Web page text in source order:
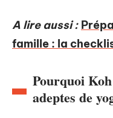
A lire aussi :
famille : la
Pourquoi
adeptes de